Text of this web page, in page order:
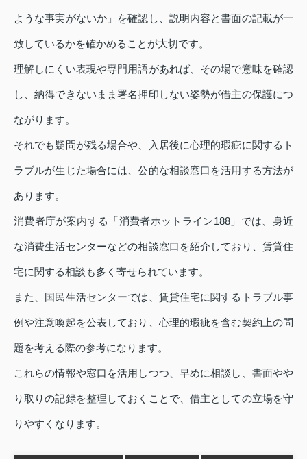
ような事実がないか」を確認し、説明内容と書面の記載が一
致しているかを確かめることが大切です。
理解しにくい表現や専門用語があれば、その場で意味を確認
し、納得できないまま署名押印しない姿勢が借主の保護につ
ながります。
それでも疑問が残る場合や、入居後に心理的瑕疵に関するト
ラブルが生じた場合には、公的な相談窓口を活用する方法が
あります。
消費者庁が案内する「消費者ホットライン188」では、身近
な消費生活センターなどの相談窓口を紹介しており、賃貸住
宅に関する相談も多く寄せられています。
また、国民生活センターでは、賃貸住宅に関するトラブル事
例や注意喚起を公表しており、心理的瑕疵を含む契約上の問
題を考える際の参考になります。
これらの情報や窓口を活用しつつ、早めに相談し、書面やや
り取りの記録を整理しておくことで、借主としての立場を守
りやすくなります。